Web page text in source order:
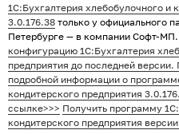
1С:Бухгалтерия хлебобулочного и
3.0.176.38 только у официального
Петербурге — в компании Софт-МП.
конфигурацию 1С:Бухгалтерия
предприятия до последней версии.
подробной информации о
кондитерского предприятия
ссылке>>> Получить программу
кондитерского предприятия